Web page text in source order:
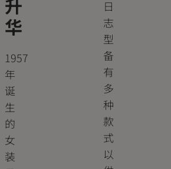
升
华
1957
年
诞
生
的
女
装
日
志
型
备
有
多
种
款
式
以